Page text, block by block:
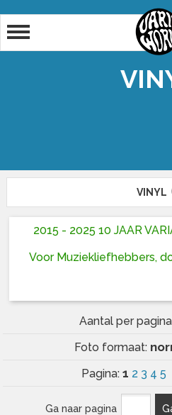
VINYL
2015 - 2025 10 JAAR
Voor Muziekliefhebbers,
Aantal per
Foto formaat:
Pagina: 1 2 3 4 5
Ga naar pagina